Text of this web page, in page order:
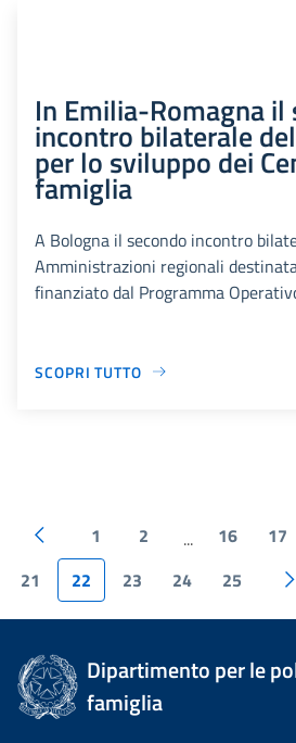
In Emilia-Romagna il
incontro bilaterale
per lo sviluppo dei
famiglia
A Bologna il secondo incontro
Amministrazioni regionali
finanziato dal Programma
SCOPRI TUTTO
1 2 ... 16 17
21
22 23 24 25
Dipartimento per le
famiglia